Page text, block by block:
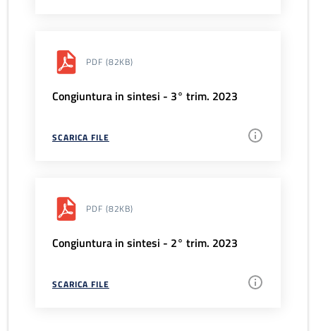
PDF (82KB)
Congiuntura in sintesi - 3° trim. 2023
SCARICA FILE
PDF (82KB)
Congiuntura in sintesi - 2° trim. 2023
SCARICA FILE